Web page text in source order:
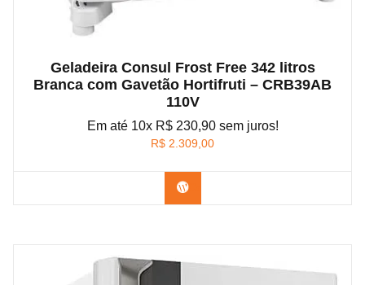
Geladeira Consul Frost Free 342 litros
Branca com Gavetão Hortifruti – CRB39AB
110V
Em até 10x R$ 230,90 sem juros!
R$ 2.309,00
Confira na Amazon